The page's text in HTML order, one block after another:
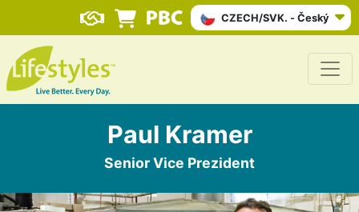
CZECH/SVK. - Český
Paul Kramer
Senior Vice Prezident